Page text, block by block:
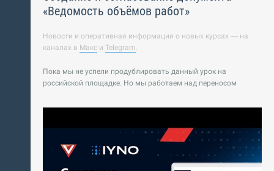
«Ведомость объёмов работ»
Новости и оперативная информация о новых курсах — на
каналах в Макс и Telegram.
Пока мы не успели продублировать данный урок на
российской площадке. Но мы работаем над переносом